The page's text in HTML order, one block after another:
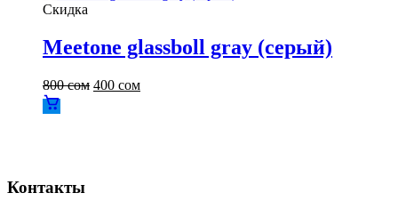
Скидка
Meetone glassboll gray (серый)
800сом 400 сом
Контакты